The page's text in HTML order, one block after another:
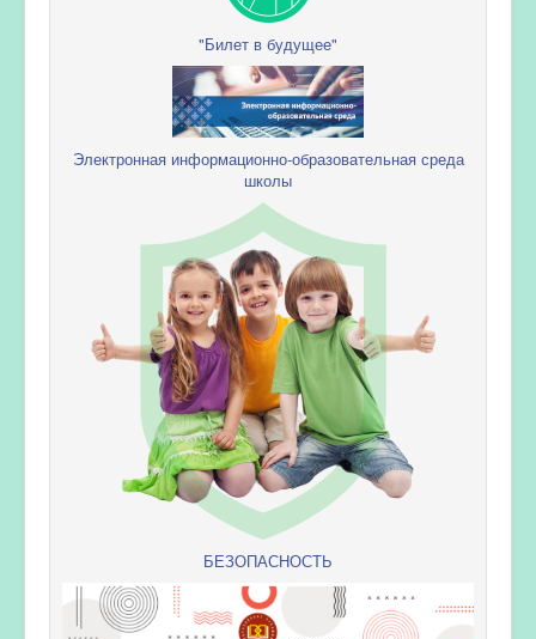
"Билет в будущее"
Электронная информационно-образовательная среда
школы
БЕЗОПАСНОСТЬ